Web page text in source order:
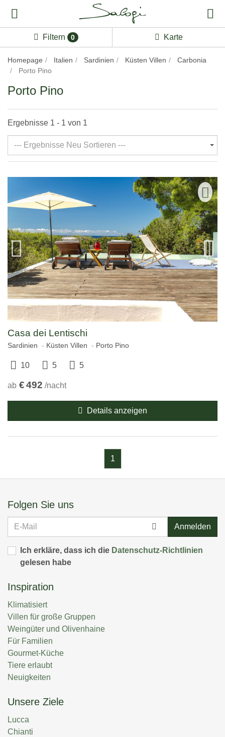
Filtern 0 Karte
Homepage Italien Sardinien Küsten Villen
Carbonia
Porto Pino
Porto Pino
Ergebnisse 1 - 1 von 1
--- Ergebnisse Neu Sortieren ---
Casa dei Lentischi
Sardinien Küsten Villen Porto Pino
10 5 5
ab €492 /nacht
Details anzeigen
1
Folgen Sie uns
E-
Anmelden
Ich erkläre, dass ich die Datenschutz-Richtlinien
gelesen habe
Inspiration
Klimatisiert
Villen für große Gruppen
Weingüter und Olivenhaine
Für Familien
Gourmet-Küche
Tiere erlaubt
Neuigkeiten
Unsere Ziele
Lucca
Chianti